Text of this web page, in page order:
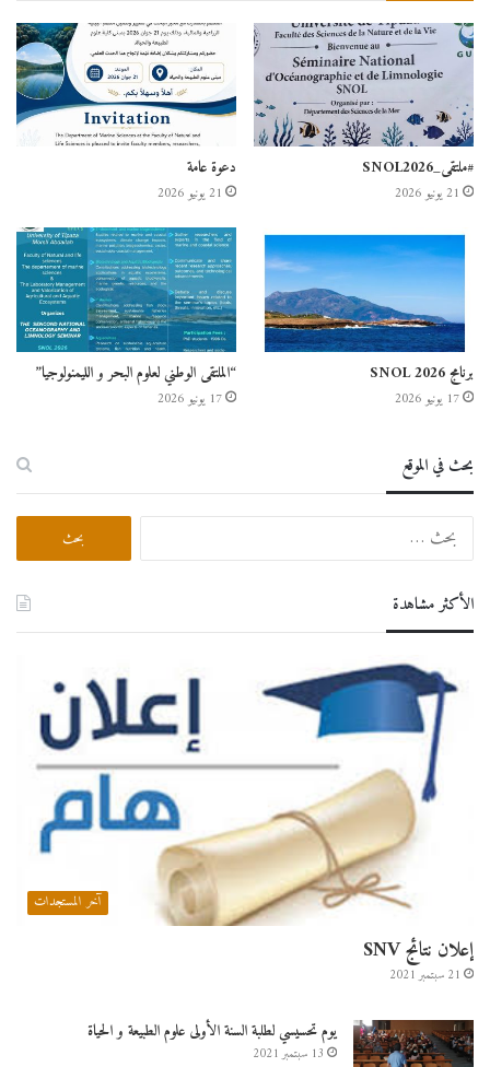
#ملتقى_SNOL2026
21 يونيو 2026
دعوة عامة
21 يونيو 2026
برنامج SNOL 2026
17 يونيو 2026
“الملتقى الوطني لعلوم البحر و الليمنولوجيا”
17 يونيو 2026
بحث في الموقع
البحث
الأكثر مشاهدة
آخر المستجدات
إعلان نتائج SNV
21 سبتمبر 2021
يوم تحسيسي لطلبة السنة الأولى علوم الطبيعة و الحياة
13 سبتمبر 2021